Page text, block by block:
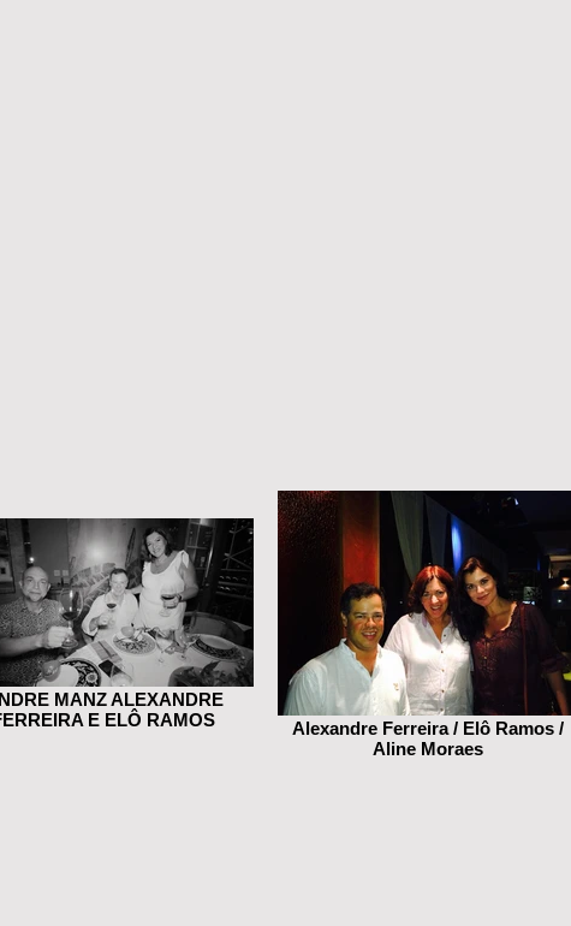
MANZ ALEXANDRE
E ELÔ RAMOS
Alexandre Ferreira / Elô Ramos /
Aline Moraes